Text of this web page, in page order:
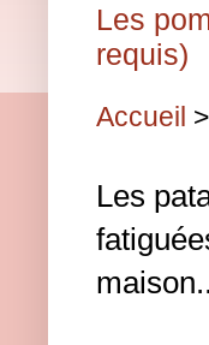
Les
requis)
Accueil
Les